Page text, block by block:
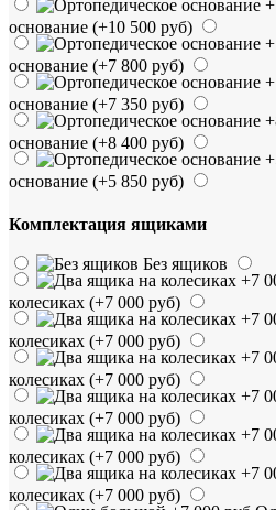
основание (+10 500 руб)
основание (+7 800 руб)
основание (+7 350 руб)
основание (+8 400 руб)
основание (+5 850 руб)
Комплектация ящиками
Без ящиков
колесиках (+7 000 руб)
колесиках (+7 000 руб)
колесиках (+7 000 руб)
колесиках (+7 000 руб)
колесиках (+7 000 руб)
колесиках (+7 000 руб)